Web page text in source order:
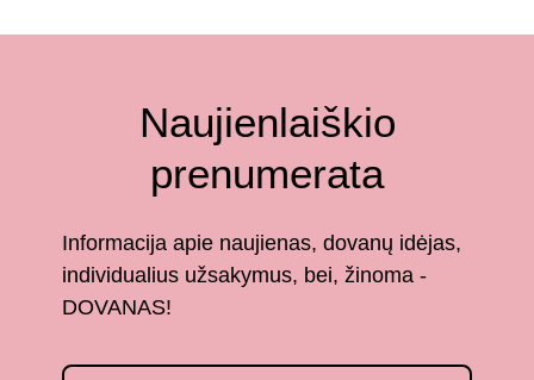
Naujienlaiškio
prenumerata
Informacija apie naujienas, dovanų idėjas,
individualius užsakymus, bei, žinoma -
DOVANAS!